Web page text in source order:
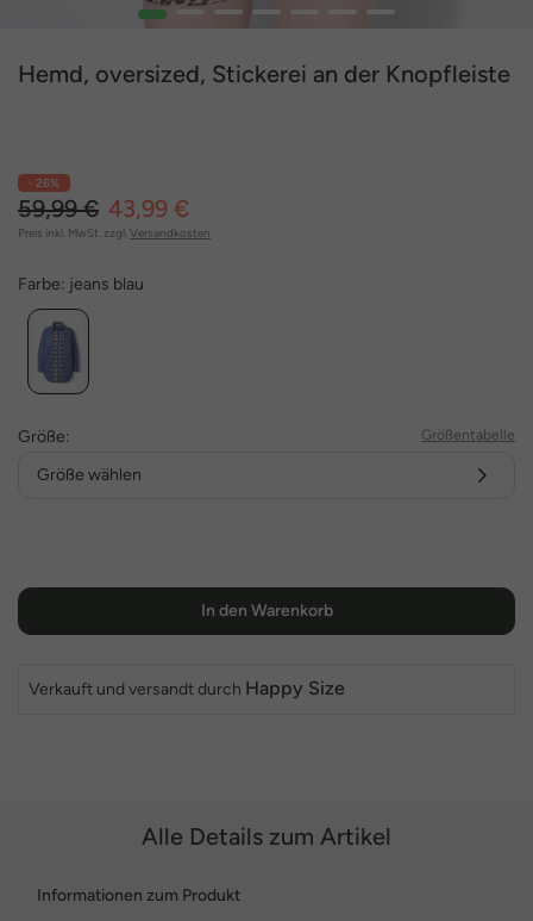
1 3
Hemd, oversized, Stickerei an der Knopfleiste
- 26%
59,99 € 43,99 €
Preis inkl. MwSt. zzgl. Versandkosten
Farbe: jeans blau
Größe: Größentabelle
Größe wählen
In den Warenkorb
Verkauft und versandt durch Happy Size
Alle Details zum Artikel
Informationen zum Produkt